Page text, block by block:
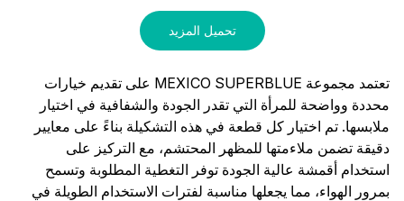
تحميل المزيد
تعتمد مجموعة MEXICO SUPERBLUE على تقديم خيارات
محددة وواضحة للمرأة التي تقدر الجودة والشفافية في اختيار
ملابسها. تم اختيار كل قطعة في هذه التشكيلة بناءً على معايير
دقيقة تضمن ملاءمتها للمظهر المحتشم، مع التركيز على
استخدام أقمشة عالية الجودة توفر التغطية المطلوبة وتسمح
بمرور الهواء، مما يجعلها مناسبة لفترات الاستخدام الطويلة في